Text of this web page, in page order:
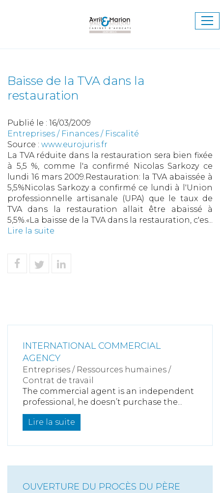
Baisse de la TVA dans la
restauration
Publié le : 16/03/2009
Entreprises / Finances / Fiscalité
Source : www.eurojuris.fr
La TVA réduite dans la restauration sera bien fixée
à 5,5 %, comme l'a confirmé Nicolas Sarkozy ce
lundi 16 mars 2009.Restauration: la TVA abaissée à
5,5%Nicolas Sarkozy a confirmé ce lundi à l'Union
professionnelle artisanale (UPA) que le taux de
TVA dans la restauration allait être abaissé à
5,5%.«La baisse de la TVA dans la restauration, c'es...
Lire la suite
INTERNATIONAL COMMERCIAL
AGENCY
Entreprises / Ressources humaines /
Contrat de travail
The commercial agent is an independent
professional, he doesn’t purchase the...
Lire la suite
OUVERTURE DU PROCÈS DU PÈRE